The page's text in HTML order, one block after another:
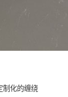
制化的缠绕